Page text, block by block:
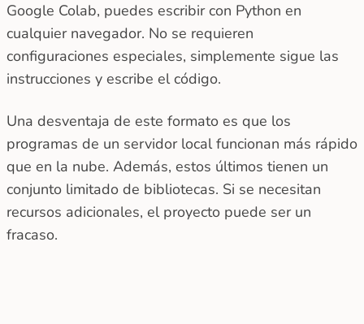
Google Colab, puedes escribir con Python en
cualquier navegador. No se requieren
configuraciones especiales, simplemente sigue las
instrucciones y escribe el código.
Una desventaja de este formato es que los
programas de un servidor local funcionan más rápido
que en la nube. Además, estos últimos tienen un
conjunto limitado de bibliotecas. Si se necesitan
recursos adicionales, el proyecto puede ser un
fracaso.